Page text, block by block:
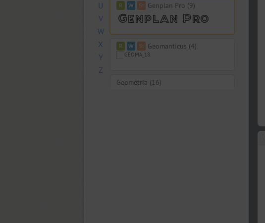
U
V
W
X
Y
Z
Genplan Pro (9)
Geomanticus (4)
Geometria (16)